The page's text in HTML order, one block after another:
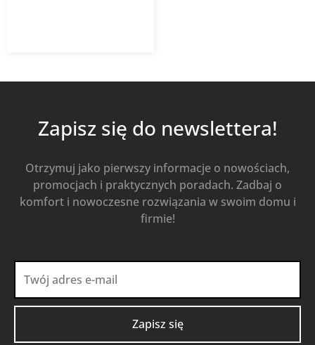
Zapisz się do newslettera!
Otrzymuj jako pierwszy informacje o nowościach,
promocjach i praktycznych poradach. Zadbaj o
komfort i nowoczesne rozwiązania w swoim domu i
firmie!